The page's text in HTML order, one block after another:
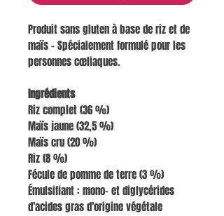
Produit sans gluten à base de riz et de
maïs – Spécialement formulé pour les
personnes cœliaques.
Ingrédients
Riz complet (36 %)
Maïs jaune (32,5 %)
Maïs cru (20 %)
Riz (8 %)
Fécule de pomme de terre (3 %)
Émulsifiant : mono- et diglycérides
d’acides gras d’origine végétale